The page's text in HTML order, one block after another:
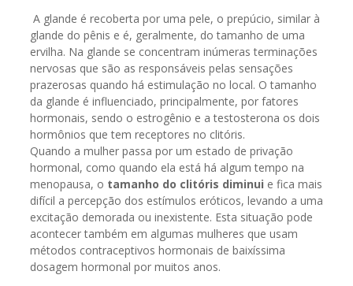
A glande é recoberta por uma pele, o prepúcio, similar à
glande do pênis e é, geralmente, do tamanho de uma
ervilha. Na glande se concentram inúmeras terminações
nervosas que são as responsáveis pelas sensações
prazerosas quando há estimulação no local. O tamanho
da glande é influenciado, principalmente, por fatores
hormonais, sendo o estrogênio e a testosterona os dois
hormônios que tem receptores no clitóris.
Quando a mulher passa por um estado de privação
hormonal, como quando ela está há algum tempo na
menopausa, o tamanho do clitóris diminui e fica mais
difícil a percepção dos estímulos eróticos, levando a uma
excitação demorada ou inexistente. Esta situação pode
acontecer também em algumas mulheres que usam
métodos contraceptivos hormonais de baixíssima
dosagem hormonal por muitos anos.